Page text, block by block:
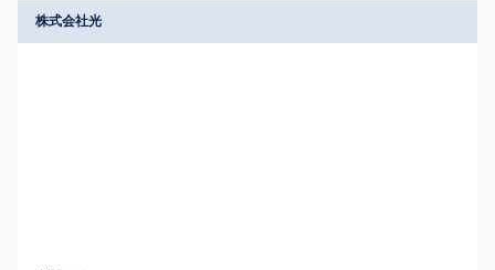
株式会社光